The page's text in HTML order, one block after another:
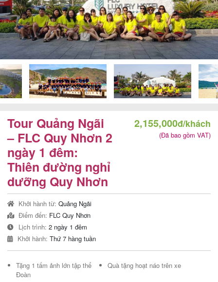
Quy
Nhơn
Tour
Phú
Yên
Tour
trong
nước
Combo
Quy
Nhơn
Lịch
Tour Quảng Ngãi
– FLC Quy Nhơn 2
ngày 1 đêm:
Thiên đường nghỉ
dưỡng Quy Nhơn
2,155,000đ/khách
(Đã bao gồm VAT)
Khởi hành từ: Quảng Ngãi
Điểm đến: FLC Quy Nhơn
Lịch trình: 2 ngày 1 đêm
Khởi hành: Thứ 7 hàng tuần
Tặng 1 tấm ảnh lớn tập thể
Đoàn
Quà tặng hoạt náo trên xe